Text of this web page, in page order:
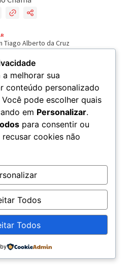
NOVO SITE
- CNPJ: 20.679.360/0001-79
melhorar sua
conteúdo personalizado
pode escolher quais
em Personalizar.
para consentir ou
recusar cookies não
Todos
Todos